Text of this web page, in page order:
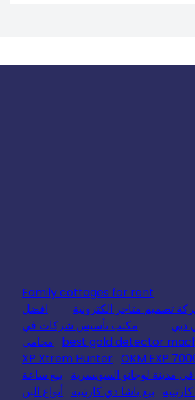
Family cottages for rent
تصميم متاجر الكترونية
افضل
دبي
مكتب تأسيس شركات في
best gold detector
محامي
XP Xtrem Hunter OKM EXP
مدينة لوجانو السويسرية
بيع ساعة
بيع باشا دي كارتييه أنواع البن